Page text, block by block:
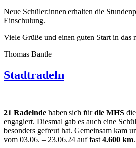
Neue Schüler:innen erhalten die
Einschulung.
Viele Grüße und einen guten Start in das
Thomas Bantle
Stadtradeln
21 Radelnde haben sich fürdie MHS
engagiert. Diesmal gab es auch eine
besonders gefreut hat. Gemeinsam kam
vom 03.06. – 23.06.24 auf fast 4.600 km.